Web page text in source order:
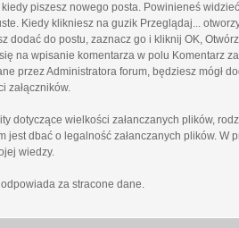
kiedy piszesz nowego posta. Powinieneś
Kiedy klikniesz na guzik Przeglądaj...
dodać do postu, zaznacz go i kliknij OK,
na wpisanie komentarza w polu Komentarz
przez Administratora forum, będziesz mógł
załączników.
dotyczące wielkości załanczanych plików,
jest dbać o legalność załanczanych plików.
wiedzy.
za stracone dane.